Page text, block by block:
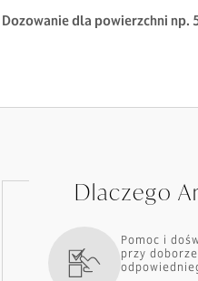
Dozowanie dla powierzchni
Dlaczego
Pomoc i
przy doborze